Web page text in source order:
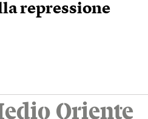
repressione
Oriente